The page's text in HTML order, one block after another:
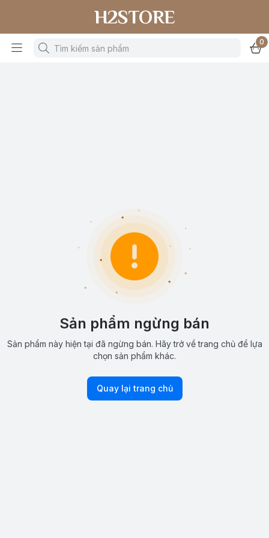
H2STORE
0
Sản phẩm ngừng bán
Sản phẩm này hiện tại đã ngừng bán. Hãy trở về trang chủ để lựa
chọn sản phẩm khác.
Quay lại trang chủ